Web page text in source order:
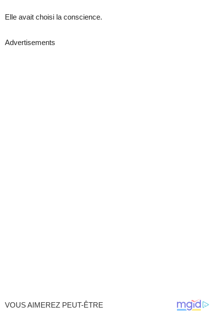
Elle avait choisi la conscience.
Advertisements